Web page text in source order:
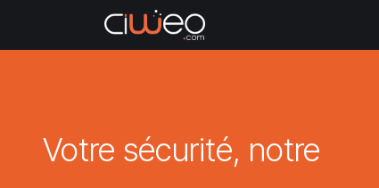
Votre sécurité, notre